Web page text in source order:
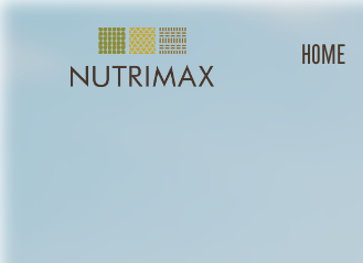
Home